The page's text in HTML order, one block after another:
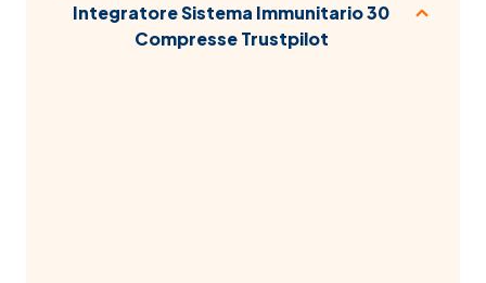
Integratore Sistema Immunitario 30
Compresse Trustpilot